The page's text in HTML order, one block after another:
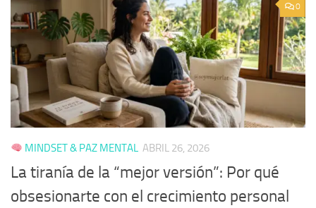
0
MINDSET & PAZ MENTAL ABRIL 26, 2026
La tiranía de la “mejor versión”: Por qué
obsesionarte con el crecimiento personal